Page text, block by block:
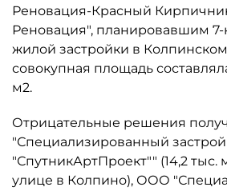
Реновация-Красный
Реновация", планировавшим
жилой застройки в
совокупная площадь
м2.
Отрицательные решения
"Специализированный
"СпутникАртПроект"" (14,2 тыс.
улице в Колпино), ООО